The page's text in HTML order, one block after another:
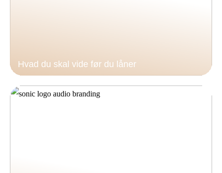
Hvad du skal vide før du låner